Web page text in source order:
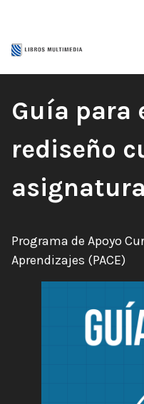
contenido
Título
del
libro:
Guía para
rediseño
Autores:
Programa de Apoyo
Aprendizajes (PACE)